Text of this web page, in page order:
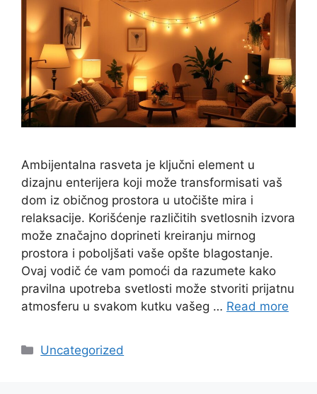
Ambijentalna rasveta je ključni element u
dizajnu enterijera koji može transformisati vaš
dom iz običnog prostora u utočište mira i
relaksacije. Korišćenje različitih svetlosnih izvora
može značajno doprineti kreiranju mirnog
prostora i poboljšati vaše opšte blagostanje.
Ovaj vodič će vam pomoći da razumete kako
pravilna upotreba svetlosti može stvoriti prijatnu
atmosferu u svakom kutku vašeg … Read more
Categories
Uncategorized